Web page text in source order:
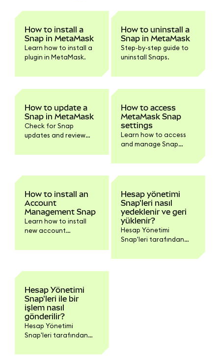
How to install a
Snap in MetaMask
Learn how to install a
plugin in MetaMask.
How to uninstall a
Snap in MetaMask
Step-by-step guide to
uninstall Snaps.
How to update a
Snap in MetaMask
Check for Snap
updates and review
How to access
MetaMask Snap
settings
Learn how to access
and manage Snap
How to install an
Account
Management Snap
Learn how to install
new account
directly in MetaMask.
Hesap yönetimi
Snap'leri nasıl
yedeklenir ve geri
yüklenir?
Hesap Yönetimi
Snap'leri tarafından
eklenen hesaplar Snap
Hesap Yönetimi
Snap'leri ile bir
işlem nasıl
gönderilir?
Hesap Yönetimi
Snap'leri tarafından
işlem gönderme temel